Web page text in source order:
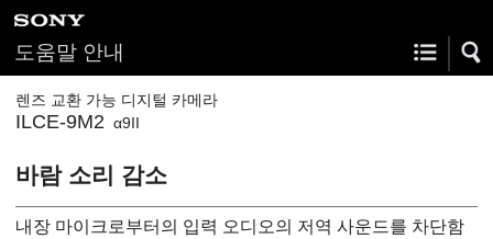
도움말 안내
렌즈 교환 가능 디지털 카메라
ILCE-9M2 α9II
바람 소리 감소
내장 마이크로부터의 입력 오디오의 저역 사운드를 차단함